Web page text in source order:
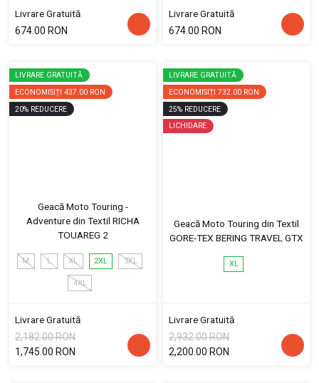
Livrare Gratuită
674.00 RON
Livrare Gratuită
674.00 RON
LIVRARE GRATUITĂ
ECONOMISIȚI 437.00 RON
20% REDUCERE
Geacă Moto Touring -
Adventure din Textil RICHA
TOUAREG 2
M L XL 2XL 3XL
4XL
Livrare Gratuită
2,182.00 RON
1,745.00 RON
LIVRARE GRATUITĂ
ECONOMISIȚI 732.00 RON
25% REDUCERE
LICHIDARE
Geacă Moto Touring din Textil
GORE-TEX BERING TRAVEL GTX
XL
Livrare Gratuită
2,932.00 RON
2,200.00 RON